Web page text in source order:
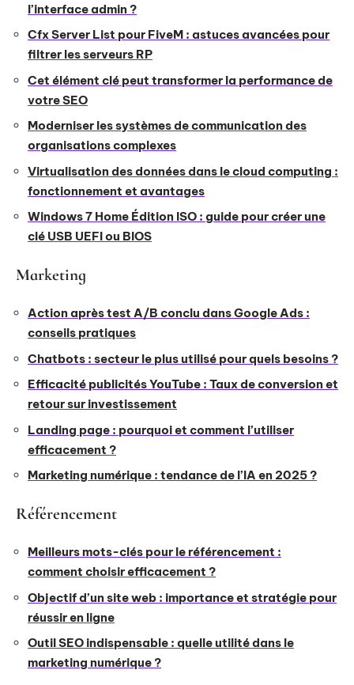
l’interface admin ?
Cfx Server List pour FiveM : astuces avancées pour
filtrer les serveurs RP
Cet élément clé peut transformer la performance de
votre SEO
Moderniser les systèmes de communication des
organisations complexes
Virtualisation des données dans le cloud computing :
fonctionnement et avantages
Windows 7 Home Édition ISO : guide pour créer une
clé USB UEFI ou BIOS
Marketing
Action après test A/B conclu dans Google Ads :
conseils pratiques
Chatbots : secteur le plus utilisé pour quels besoins ?
Efficacité publicités YouTube : Taux de conversion et
retour sur investissement
Landing page : pourquoi et comment l’utiliser
efficacement ?
Marketing numérique : tendance de l’IA en 2025 ?
Référencement
Meilleurs mots-clés pour le référencement :
comment choisir efficacement ?
Objectif d’un site web : importance et stratégie pour
réussir en ligne
Outil SEO indispensable : quelle utilité dans le
marketing numérique ?